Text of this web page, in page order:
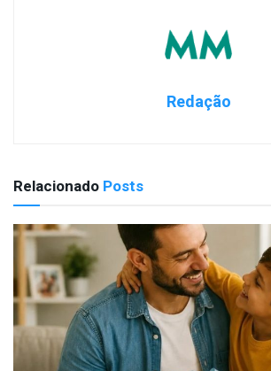
Redação
Relacionado Posts